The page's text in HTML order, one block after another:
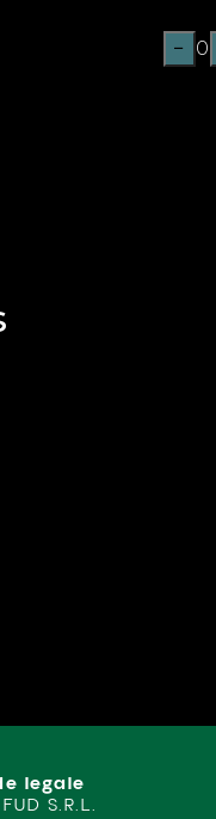
−
0
legale
S.R.L.